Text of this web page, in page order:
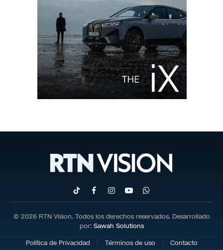
TikTokFacebookInstagram
YouTubeWhatsApp
© 2026 RTN Vision. Todos los derechos reservados. Desarrollado
por: Sawah Solutions
Política de Privacidad
Términos de uso Contacto